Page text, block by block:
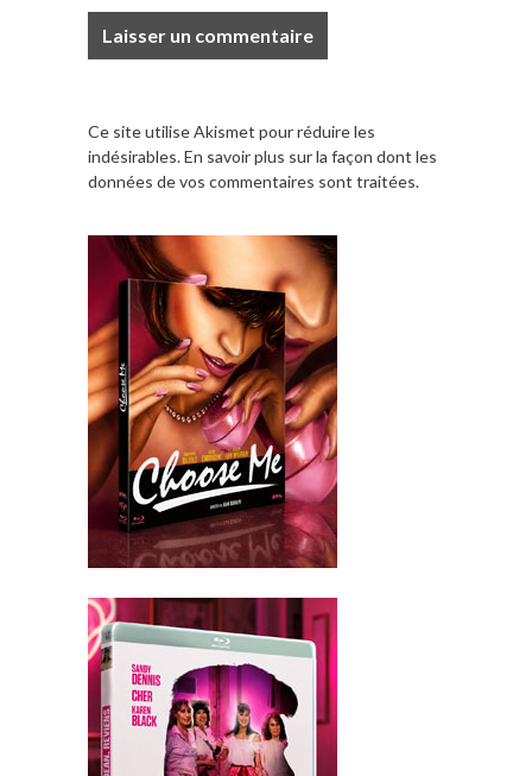
Ce site utilise Akismet pour réduire les
indésirables.En savoir plus sur la façon dont les
données de vos commentaires sont traitées.